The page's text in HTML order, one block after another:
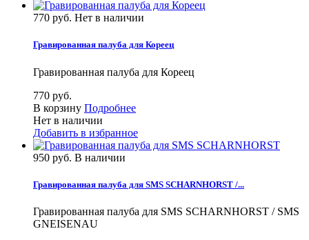
770 руб. Нет в наличии
Гравированная палуба для Кореец
Гравированная палуба для Кореец
770 руб.
В корзину Подробнее
Нет в наличии
Добавить в избранное
950 руб. В наличии
Гравированная палуба для SMS SCHARNHORST /...
Гравированная палуба для SMS SCHARNHORST / SMS
GNEISENAU